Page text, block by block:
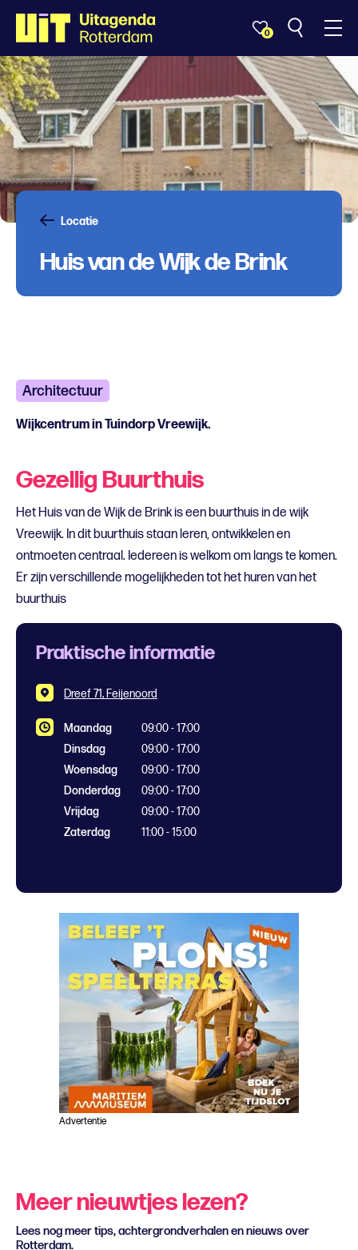
0
Locatie
Huis van de Wijk de Brink
Architectuur
Wijkcentrum in Tuindorp Vreewijk.
Gezellig Buurthuis
Het Huis van de Wijk de Brink is een buurthuis in de wijk
Vreewijk. In dit buurthuis staan leren, ontwikkelen en
ontmoeten centraal. Iedereen is welkom om langs te komen.
Er zijn verschillende mogelijkheden tot het huren van het
buurthuis
Praktische informatie
Dreef 71, Feijenoord
Maandag
09:00 - 17:00
Dinsdag
09:00 - 17:00
Woensdag
09:00 - 17:00
Donderdag
09:00 - 17:00
Vrijdag
09:00 - 17:00
Zaterdag
11:00 - 15:00
Advertentie
Meer nieuwtjes lezen?
Lees nog meer tips, achtergrondverhalen en nieuws over
Rotterdam.